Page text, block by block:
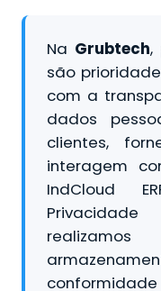
Na Grubtech,
são
com a
dados
clientes,
interagem
IndCloud